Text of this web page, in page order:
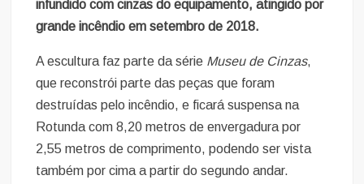
infundido com cinzas do equipamento, atingido por
grande incêndio em setembro de 2018.
A escultura faz parte da série Museu de Cinzas,
que reconstrói parte das peças que foram
destruídas pelo incêndio, e ficará suspensa na
Rotunda com 8,20 metros de envergadura por
2,55 metros de comprimento, podendo ser vista
também por cima a partir do segundo andar.